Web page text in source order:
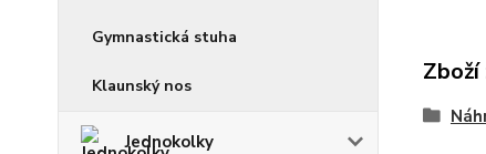
Gymnastická stuha
Klaunský nos
Jednokolky